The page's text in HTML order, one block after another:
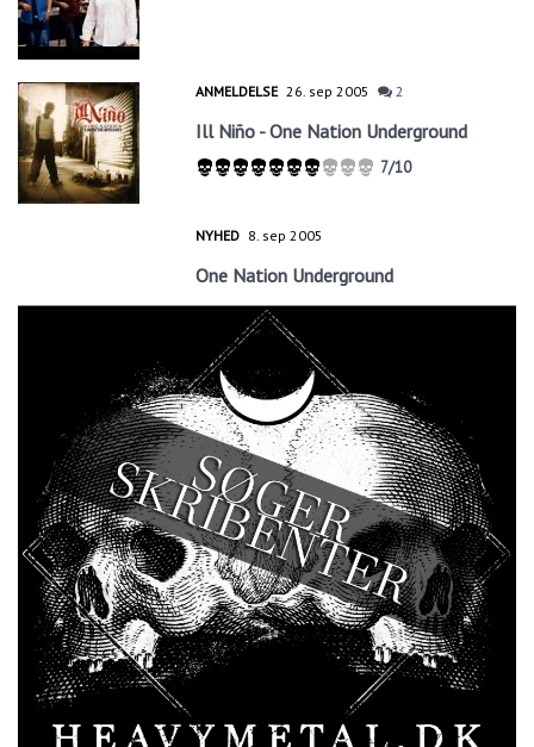
ANMELDELSE 26. sep 2005 2
Ill Niño - One Nation Underground
7/10
NYHED 8. sep 2005
One Nation Underground